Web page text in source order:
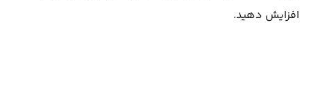
افزایش دهید.